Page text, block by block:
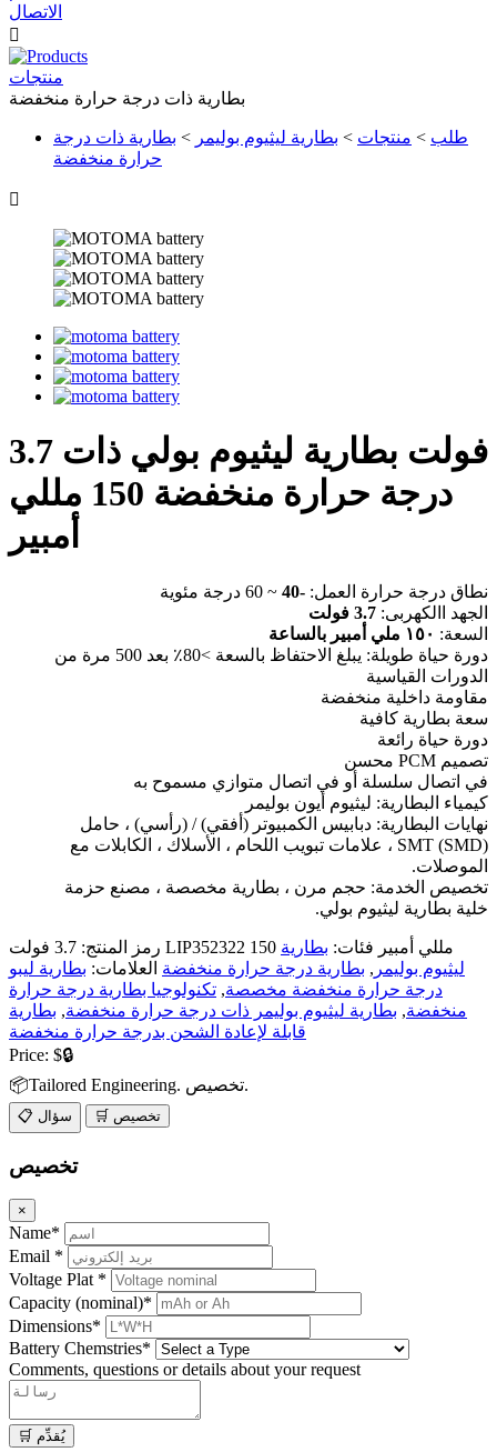
الاتصال

منتجات
بطارية ذات درجة حرارة منخفضة
طلب > منتجات > بطارية ليثيوم بوليمر > بطارية ذات درجة
حرارة منخفضة

3.7 فولت بطارية ليثيوم بولي ذات
درجة حرارة منخفضة 150 مللي
أمبير
نطاق درجة حرارة العمل: -40
~ 60 درجة مئوية
الجهد االكهربى: 3.7 فولت
السعة: ١٥٠ ملي أمبير بالساعة
دورة حياة طويلة: يبلغ الاحتفاظ بالسعة >80٪ بعد 500 مرة من
الدورات القياسية
مقاومة داخلية منخفضة
سعة بطارية كافية
دورة حياة رائعة
تصميم PCM محسن
في اتصال سلسلة أو في اتصال متوازي مسموح به
كيمياء البطارية: ليثيوم أيون بوليمر
نهايات البطارية: دبابيس الكمبيوتر (أفقي) / (رأسي) ، حامل
SMT (SMD) ، علامات تبويب اللحام ، الأسلاك ، الكابلات مع
الموصلات.
تخصيص الخدمة: حجم مرن ، بطارية مخصصة ، مصنع حزمة
خلية بطارية ليثيوم بولي.
رمز المنتج: 3.7 فولت LIP352322 150 مللي أمبير فئات: بطارية
ليثيوم بوليمر , بطارية درجة حرارة منخفضة العلامات: بطارية ليبو
درجة حرارة منخفضة مخصصة, تكنولوجيا بطارية درجة حرارة
منخفضة, بطارية ليثيوم بوليمر ذات درجة حرارة منخفضة, بطارية
قابلة لإعادة الشحن بدرجة حرارة منخفضة
Price: $🔒
📦Tailored Engineering. تخصيص.
📋 سؤال 🛒 تخصيص
تخصيص
×
Name*
Email *
Voltage Plat *
Capacity (nominal)*
Dimensions*
Battery Chemstries*
Comments, questions or details about your request